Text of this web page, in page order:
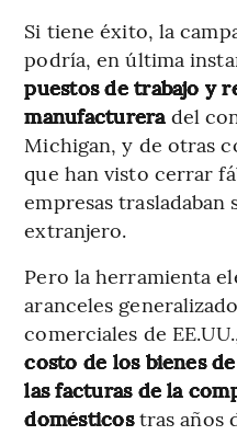
Si tiene éxito, la
podría, en última
puestos de trabajo y
manufacturera del
Michigan, y de otras
que han visto cerrar
empresas trasladaban
extranjero.
Pero la herramienta
aranceles
comerciales de
costo de los bienes
las facturas de la
domésticostras años